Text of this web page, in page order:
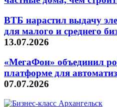
ВТБ нарастил выдачу
для малого и среднего
13.07.2026
«МегаФон» объединил
платформе для
07.07.2026